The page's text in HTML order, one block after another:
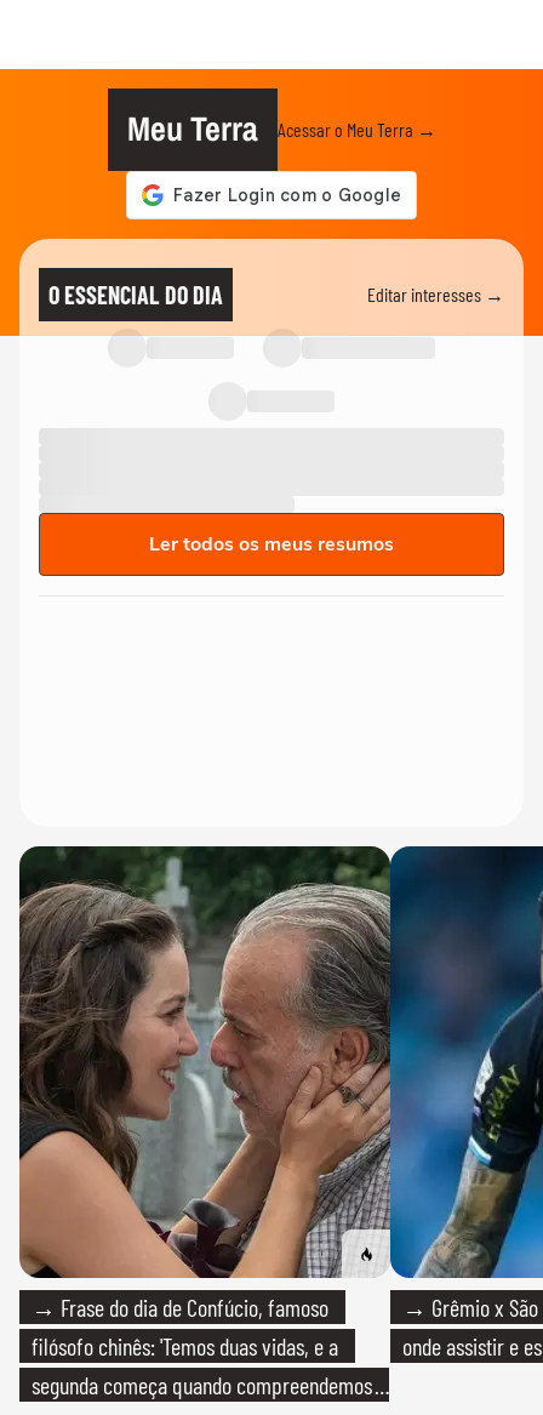
Meu Terra Acessar o Meu Terra →
O ESSENCIAL DO DIA Editar interesses →
Ler todos os meus resumos
→ Frase do dia de Confúcio, famoso
filósofo chinês: 'Temos duas vidas, e a
segunda começa quando compreendemos
→ Grêmio x São
onde assistir e